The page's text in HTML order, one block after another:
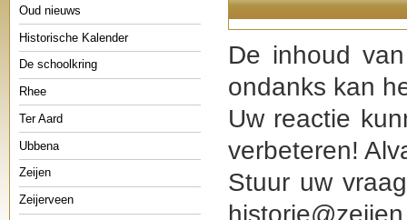
Oud nieuws
Historische Kalender
De schoolkring
Rhee
Ter Aard
Ubbena
Zeijen
Zeijerveen
De inhoud
ondanks kan
Uw reactie
verbeteren!
Stuur uw